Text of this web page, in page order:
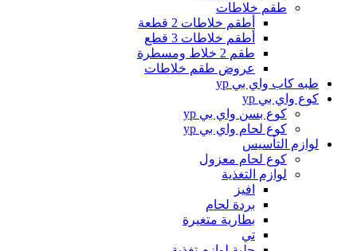
طقم خلاطات
أطقم خلاطات 2 قطعة
أطقم خلاطات 3 قطع
طقم 2 خلاط ومسطرة
عروض طقم خلاطات
طبه كاب واي بي yp
كوع واي بي yp
كوع بسن واي بي yp
كوع لحام واي بي yp
لوازم التأسيس
كوع لحام معزول
لوازم التغذية
افيز
بردة لحام
بطارية متغيرة
تي